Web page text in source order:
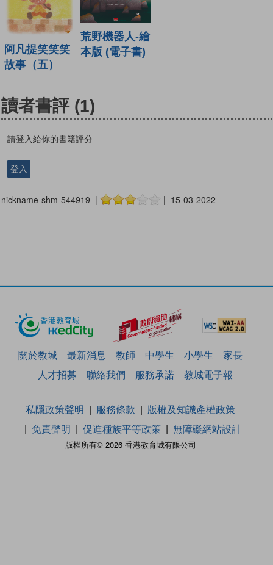
阿凡提笑笑笑
故事（五）
荒野機器人-繪
本版 (電子書)
讀者書評 (1)
請登入給你的書籍評分
登入
nickname-shm-544919 | | 15-03-2022
關於教城 最新消息 教師 中學生 小學生
家長
人才招募
聯絡我們 服務承諾 教城電子報
版權所有© 2026 香港教育城有限公司
私隱政策聲明 服務條款
版權及知識產權政策
免責聲明
促進種族平等政策 無障礙網站設計